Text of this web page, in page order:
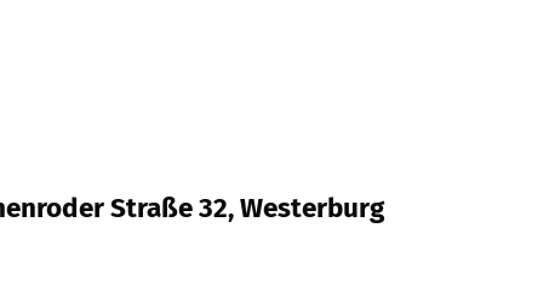
Straße 32, Westerburg